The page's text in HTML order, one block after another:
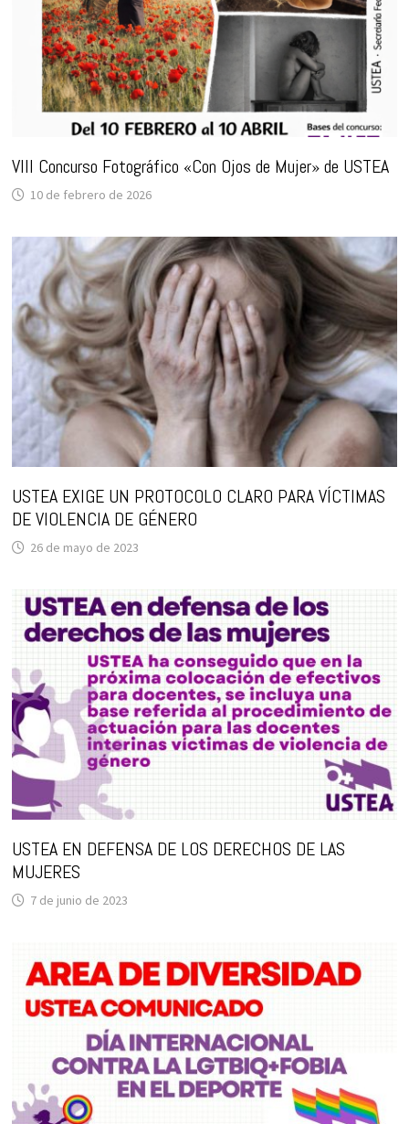
VIII Concurso Fotográfico «Con Ojos de Mujer» de USTEA
10 de febrero de 2026
USTEA EXIGE UN PROTOCOLO CLARO PARA VÍCTIMAS
DE VIOLENCIA DE GÉNERO
26 de mayo de 2023
USTEA EN DEFENSA DE LOS DERECHOS DE LAS
MUJERES
7 de junio de 2023